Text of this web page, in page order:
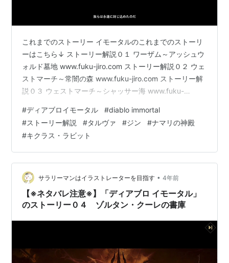
これまでのストーリー イモータルのこれまでのストーリ
ーはこちら↓ ストーリー解説０１ ワーザム～アッシュウ
ォルド墓地 www.fuku-jiro.com ストーリー解説０２ ウェ
ストマーチ～常闇の森 www.fuku-jiro.com ストーリー解
説０３ ウェストマーチ～シャッサー海 www.fuku-
www.fuku-jiro.com ディアブロをもっと知りたい方はこ
ちら↓ ディアブロの世界背景↓ www.fuku-jiro.com ディ
アブロ１～３のストーリー↓ www.fuku-jiro.com ※以下
ゲームのストーリーのネタ…
#ディアブロイモータル #diablo immortal
#ストーリー解説 #タルヴァ #ジン #ナマリの神殿
#キクラス・ラビット
サラリーマンはイラストレーターを目指す • 4年前
【※ネタバレ注意※】「ディアブロ イモータル」
のストーリー０４ ゾルタン・クーレの書庫